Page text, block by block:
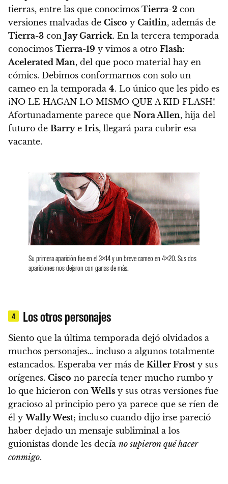
tierras, entre las que conocimos Tierra-2 con
versiones malvadas de Cisco y Caitlin, además de
Tierra-3 con Jay Garrick. En la tercera temporada
conocimos Tierra-19 y vimos a otro Flash:
Acelerated Man, del que poco material hay en
cómics. Debimos conformarnos con solo un
cameo en la temporada 4. Lo único que les pido es
¡NO LE HAGAN LO MISMO QUE A KID FLASH!
Afortunadamente parece que Nora Allen, hija del
futuro de Barrye Iris, llegará para cubrir esa
vacante.
Su primera aparición fue en el 3×14 y un breve cameo en 4×20. Sus dos
apariciones nos dejaron con ganas de más.
4 Los otros personajes
Siento que la última temporada dejó olvidados a
muchos personajes… incluso a algunos totalmente
estancados. Esperaba ver más de Killer Frost y sus
orígenes. Cisco no parecía tener mucho rumbo y
lo que hicieron conWells y sus otras versiones fue
gracioso al principio pero ya parece que se ríen de
él yWally West; incluso cuando dijo irse pareció
haber dejado un mensaje subliminal a los
guionistas donde les decía no supieron qué hacer
conmigo.